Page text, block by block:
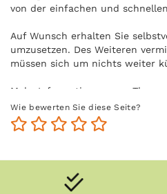
von der einfachen und
Auf Wunsch erhalten Sie
umzusetzen. Des Weiteren
müssen sich um nichts weiter
Mehr Informationen zum
Wie bewerten Sie diese Seite?